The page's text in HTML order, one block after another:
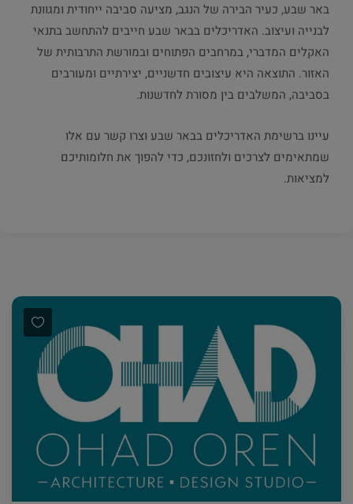
באר שבע, כעיר הבירה של הנגב, מציעה סביבה ייחודית ומגוונת
לבנייה ועיצוב. האדריכלים בבאר שבע חייבים להתחשב בתנאי
האקלים המדברי, במרחבים הפתוחים ובמורשת התרבותית של
האזור. התוצאה היא עיצובים חדשניים, יצירתיים ומעורבים
בסביבה, המשלבים בין מסורת לחדשנות.
עיינו ברשימת האדריכלים בבאר שבע וצרו קשר עם אלו
שמתאימים לצרכים ולחזונכם, כדי להפוך את חלומותיכם
למציאות.